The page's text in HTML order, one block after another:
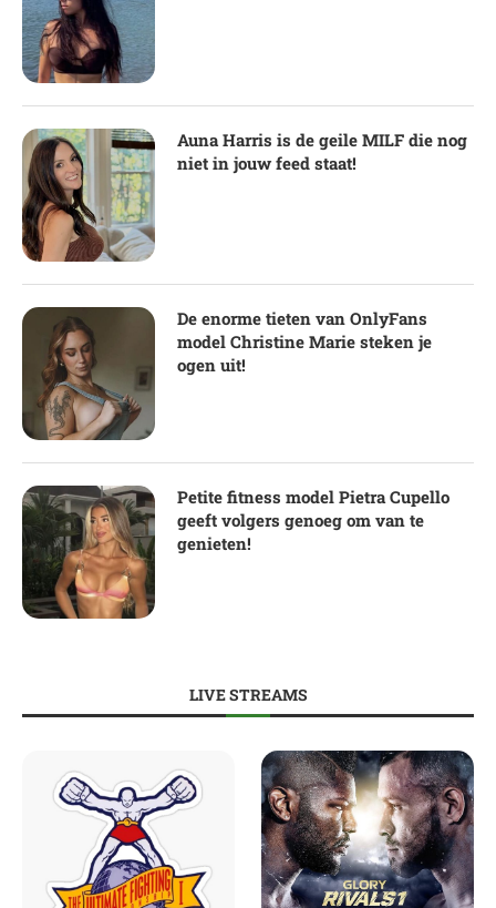
Auna Harris is de geile MILF die nog
niet in jouw feed staat!
De enorme tieten van OnlyFans
model Christine Marie steken je
ogen uit!
Petite fitness model Pietra Cupello
geeft volgers genoeg om van te
genieten!
LIVE STREAMS